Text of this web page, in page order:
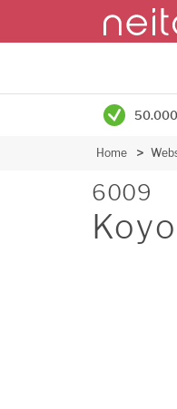
Home
6009